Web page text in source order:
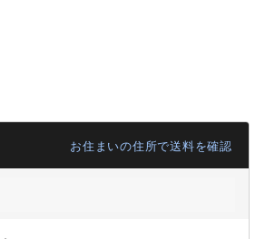
お住まいの住所で送料を確認